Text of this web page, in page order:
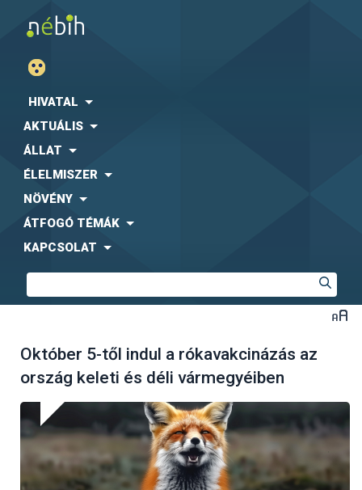
HIVATAL
AKTUÁLIS
ÁLLAT
ÉLELMISZER
NÖVÉNY
ÁTFOGÓ TÉMÁK
KAPCSOLAT
Október 5-től indul a rókavakcinázás az
ország keleti és déli vármegyéiben